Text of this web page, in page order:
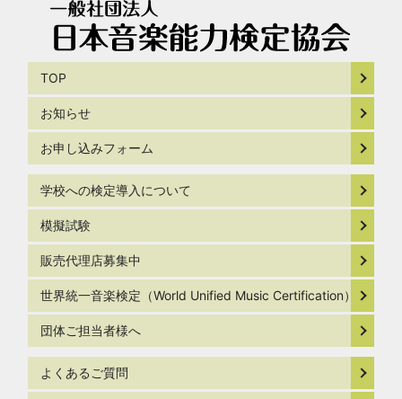
TOP
お知らせ
お申し込みフォーム
学校への検定導入について
模擬試験
販売代理店募集中
世界統一音楽検定（World Unified Music Certification）
団体ご担当者様へ
よくあるご質問